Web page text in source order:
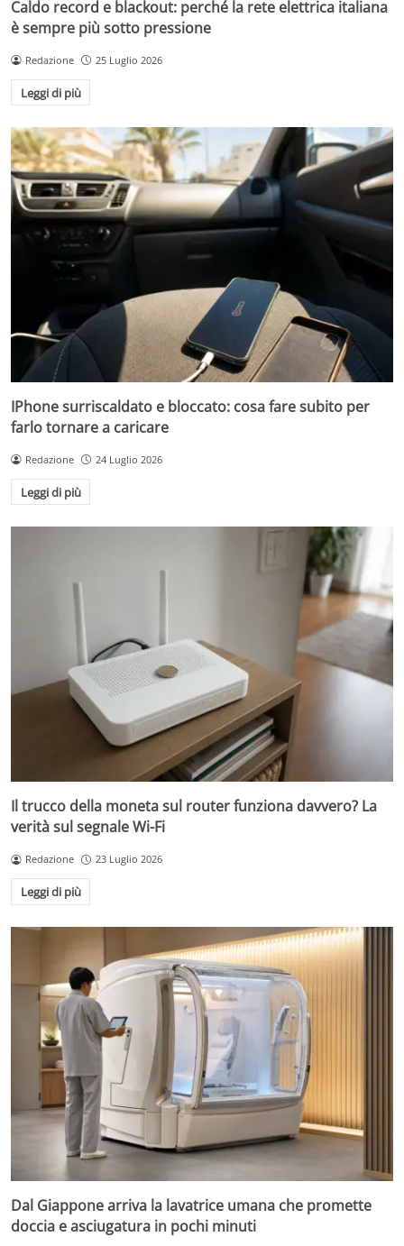
Caldo record e blackout: perché la rete elettrica italiana
è sempre più sotto pressione
Redazione 25 Luglio 2026
Leggi di più
IPhone surriscaldato e bloccato: cosa fare subito per
farlo tornare a caricare
Redazione 24 Luglio 2026
Leggi di più
Il trucco della moneta sul router funziona davvero? La
verità sul segnale Wi-Fi
Redazione 23 Luglio 2026
Leggi di più
Dal Giappone arriva la lavatrice umana che promette
doccia e asciugatura in pochi minuti